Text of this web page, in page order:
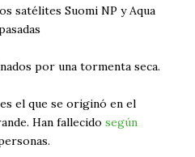
satélites Suomi NP y Aqua
por una tormenta seca.
el que se originó en el
Han fallecido según